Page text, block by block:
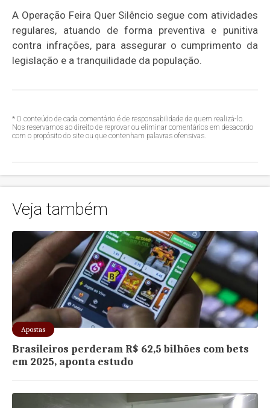
A Operação Feira Quer Silêncio segue com atividades
regulares, atuando de forma preventiva e punitiva
contra infrações, para assegurar o cumprimento da
legislação e a tranquilidade da população.
* O conteúdo de cada comentário é de responsabilidade de quem realizá-lo.
Nos reservamos ao direito de reprovar ou eliminar comentários em desacordo
com o propósito do site ou que contenham palavras ofensivas.
Veja também
Apostas
Brasileiros perderam R$ 62,5 bilhões com bets
em 2025, aponta estudo